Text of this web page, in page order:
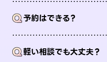
Q予約はできる？
Q軽い相談でも大丈夫？